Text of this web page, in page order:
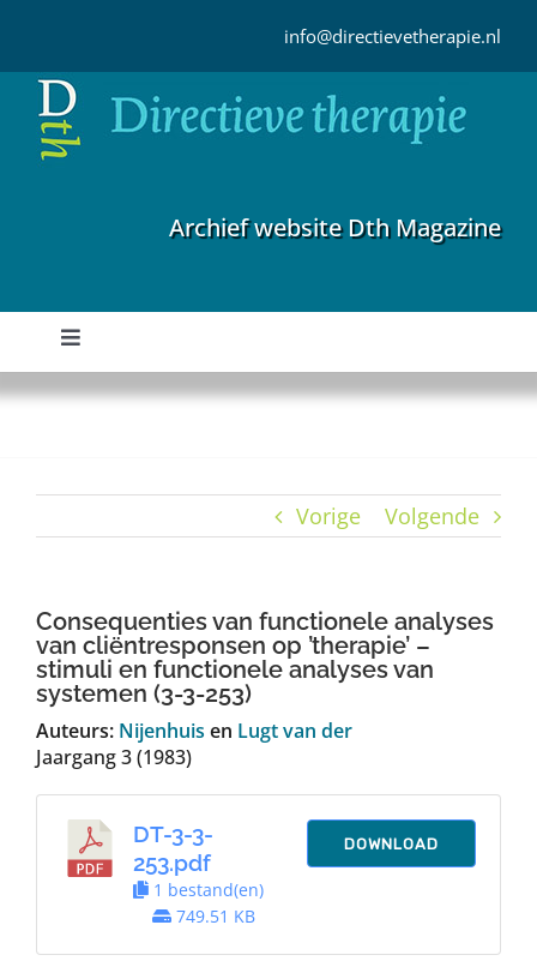
inhoud
info@directievetherapie.nl
Archief website Dth Magazine
Toggle
Navigation
Home
TDT Overzicht
Over Dth
Contact
Vorige Volgende
Consequenties van functionele analyses
van cliëntresponsen op ’therapie’ –
stimuli en functionele analyses van
systemen (3-3-253)
Auteurs: Nijenhuis en Lugt van der
Jaargang 3 (1983)
DT-3-3-
253.pdf
1 bestand(en)
749.51 KB
DOWNLOAD